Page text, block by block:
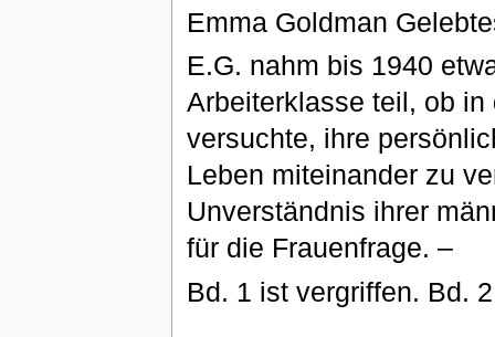
Emma Goldman
E.G. nahm bis 1940
Arbeiterklasse teil, ob
versuchte, ihre
Leben miteinander zu
Unverständnis ihrer
für die Frauenfrage. –
Bd. 1 ist vergriffen. Bd.